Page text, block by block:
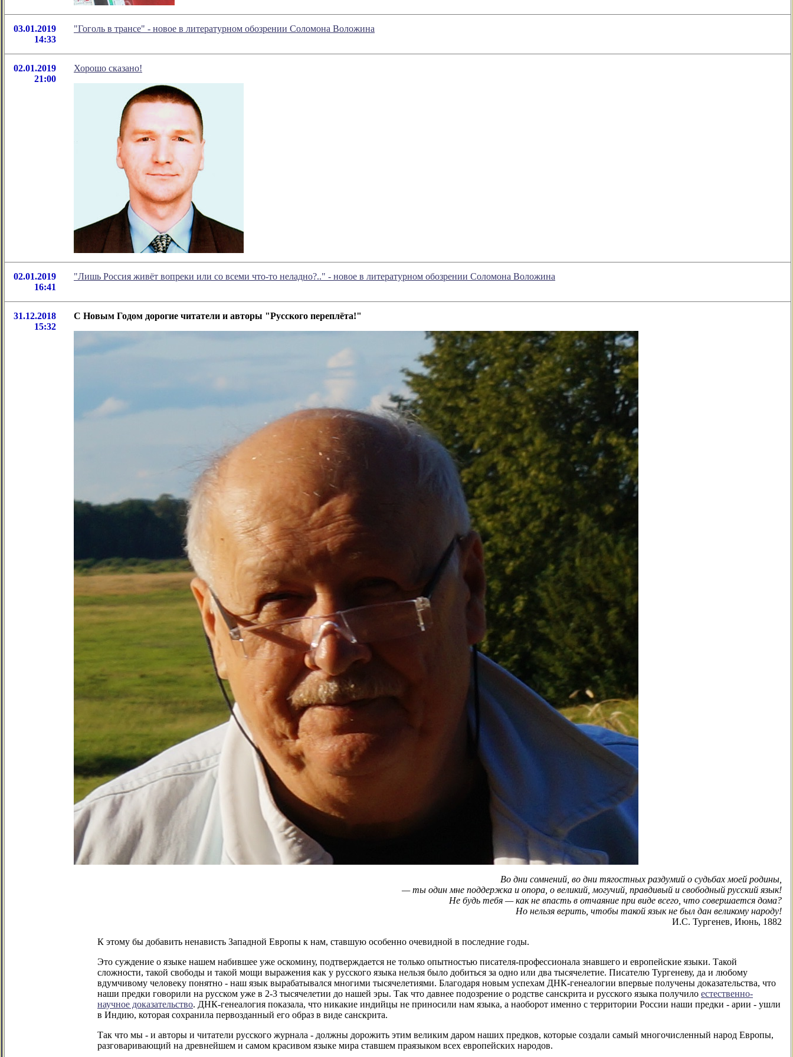
03.01.2019
14:33
"Гоголь в трансе" - новое в литературном обозрении Соломона Воложина
02.01.2019
21:00
Хорошо сказано!
02.01.2019
16:41
"Лишь Россия живёт вопреки или со всеми что-то неладно?.." - новое в литературном обозрении Соломона Воложина
31.12.2018
15:32
C Новым Годом дорогие читатели и авторы "Русского переплёта!"
Во дни сомнений, во дни тягостных раздумий о судьбах моей родины,
— ты один мне поддержка и опора, о великий, могучий, правдивый и свободный русский язык!
Не будь тебя — как не впасть в отчаяние при виде всего, что совершается дома?
Но нельзя верить, чтобы такой язык не был дан великому народу!
И.С. Тургенев, Июнь, 1882
К этому бы добавить ненависть Западной Европы к нам, ставшую особенно очевидной в последние годы.
Это суждение о языке нашем набившее уже оскомину, подтверждается не только опытностью писателя-профессионала знавшего и европейские языки. Такой
сложности, такой свободы и такой мощи выражения как у русского языка нельзя было добиться за одно или два тысячелетие. Писателю Тургеневу, да и любому
вдумчивому человеку понятно - наш язык вырабатывался многими тысячелетиями. Благодаря новым успехам ДНК-генеалогии впервые получены доказательства, что
наши предки говорили на русском уже в 2-3 тысячелетии до нашей эры. Так что давнее подозрение о родстве санскрита и русского языка получило естественно-
научное доказательство. ДНК-генеалогия показала, что никакие индийцы не приносили нам языка, а наоборот именно с территории России наши предки - арии - ушли
в Индию, которая сохранила первозданный его образ в виде санскрита.
Так что мы - и авторы и читатели русского журнала - должны дорожить этим великим даром наших предков, которые создали самый многочисленный народ Европы,
разговаривающий на древнейшем и самом красивом языке мира ставшем праязыком всех европейских народов.